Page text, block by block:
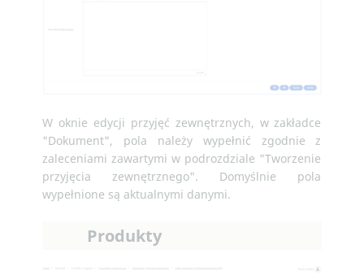
W oknie edycji przyjęć zewnętrznych, w zakładce
"Dokument", pola należy wypełnić zgodnie z
zaleceniami zawartymi w podrozdziale "Tworzenie
przyjęcia zewnętrznego". Domyślnie pola
wypełnione są aktualnymi danymi.
Produkty